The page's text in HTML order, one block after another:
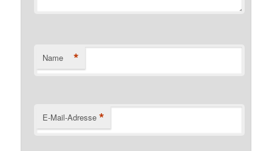
Name *
E-Mail-Adresse *